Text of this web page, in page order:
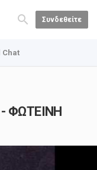
Συνδεθείτε
Chat
ΦΩΤΕΙΝΗ